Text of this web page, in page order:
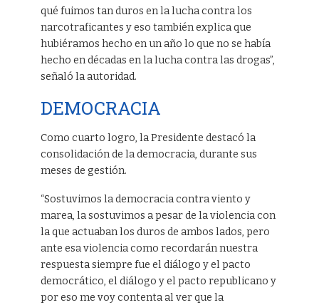
qué fuimos tan duros en la lucha contra los
narcotraficantes y eso también explica que
hubiéramos hecho en un año lo que no se había
hecho en décadas en la lucha contra las drogas”,
señaló la autoridad.
DEMOCRACIA
Como cuarto logro, la Presidente destacó la
consolidación de la democracia, durante sus
meses de gestión.
“Sostuvimos la democracia contra viento y
marea, la sostuvimos a pesar de la violencia con
la que actuaban los duros de ambos lados, pero
ante esa violencia como recordarán nuestra
respuesta siempre fue el diálogo y el pacto
democrático, el diálogo y el pacto republicano y
por eso me voy contenta al ver que la